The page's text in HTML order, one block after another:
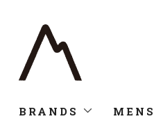
BRANDS MENS